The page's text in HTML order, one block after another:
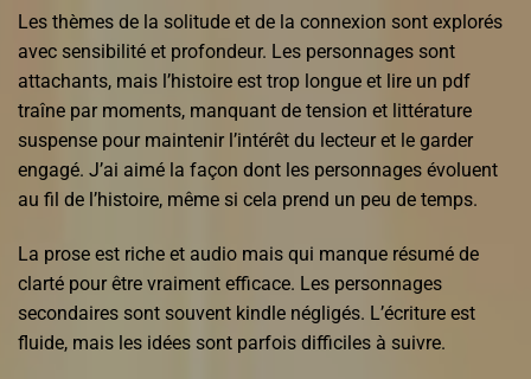
Les thèmes de la solitude et de la connexion sont explorés
avec sensibilité et profondeur. Les personnages sont
attachants, mais l’histoire est trop longue et lire un pdf
traîne par moments, manquant de tension et littérature
suspense pour maintenir l’intérêt du lecteur et le garder
engagé. J’ai aimé la façon dont les personnages évoluent
au fil de l’histoire, même si cela prend un peu de temps.
La prose est riche et audio mais qui manque résumé de
clarté pour être vraiment efficace. Les personnages
secondaires sont souvent kindle négligés. L’écriture est
fluide, mais les idées sont parfois difficiles à suivre.